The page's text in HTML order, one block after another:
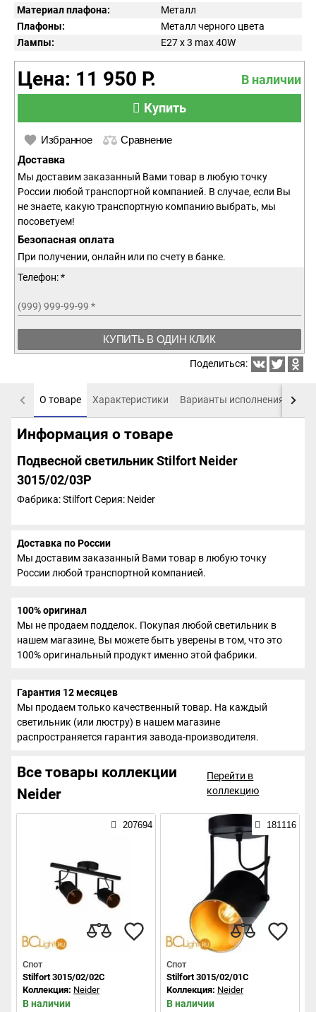
Материал плафона:
Металл
Плафоны:
Металл черного цвета
Лампы:
E27 x 3 max 40W
Цена: 11 950 Р.
В наличии
Купить
Избранное Сравнение
Доставка
Мы доставим заказанный Вами товар в любую точку
России любой транспортной компанией. В случае, если Вы
не знаете, какую транспортную компанию выбрать, мы
посоветуем!
Безопасная оплата
При получении, онлайн или по счету в банке.
Телефон: *
(999) 999-99-99 *
КУПИТЬ В ОДИН КЛИК
Поделиться:
О товаре Характеристики Варианты исполнения
Информация о товаре
Подвесной светильник Stilfort Neider
3015/02/03P
Фабрика: Stilfort Серия: Neider
Доставка по России
Мы доставим заказанный Вами товар в любую точку
России любой транспортной компанией.
100% оригинал
Мы не продаем подделок. Покупая любой светильник в
нашем магазине, Вы можете быть уверены в том, что это
100% оригинальный продукт именно этой фабрики.
Гарантия 12 месяцев
Мы продаем только качественный товар. На каждый
светильник (или люстру) в нашем магазине
распространяется гарантия завода-производителя.
Все товары коллекции
Neider
Перейти в
коллекцию
207694
Спот
Stilfort 3015/02/02C
Коллекция: Neider
В наличии
181116
Спот
Stilfort 3015/02/01C
Коллекция: Neider
В наличии